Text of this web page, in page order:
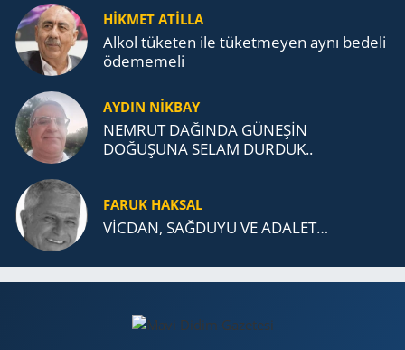
TEŞKİLATI’NA UZANAN MİRASI
HİKMET ATİLLA
Alkol tü­ke­ten ile tü­ket­me­yen aynı be­de­li
öde­me­me­li
AYDIN NİKBAY
NEMRUT DAĞINDA GÜNEŞİN
DOĞUŞUNA SELAM DURDUK..
FARUK HAKSAL
VİCDAN, SAĞ­DU­YU VE ADA­LET…